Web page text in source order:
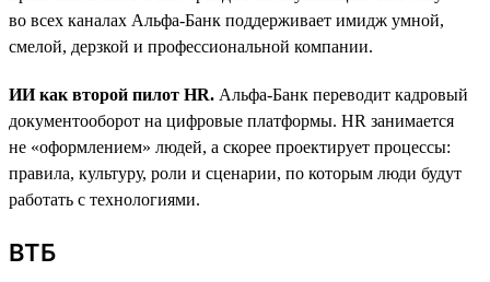
во всех каналах Альфа-Банк поддерживает имидж умной,
смелой, дерзкой и профессиональной компании.
ИИ как второй пилот HR. Альфа-Банк переводит кадровый
документооборот на цифровые платформы. HR занимается
не «оформлением» людей, а скорее проектирует процессы:
правила, культуру, роли и сценарии, по которым люди будут
работать с технологиями.
ВТБ